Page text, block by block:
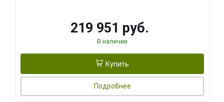
219 951 руб.
В наличии
Купить
Подробнее